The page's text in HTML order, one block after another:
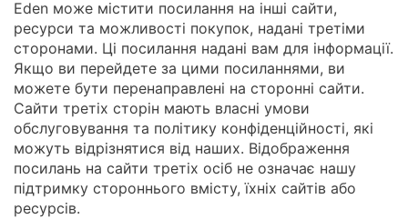
Eden може містити посилання на інші сайти,
ресурси та можливості покупок, надані третіми
сторонами. Ці посилання надані вам для інформації.
Якщо ви перейдете за цими посиланнями, ви
можете бути перенаправлені на сторонні сайти.
Сайти третіх сторін мають власні умови
обслуговування та політику конфіденційності, які
можуть відрізнятися від наших. Відображення
посилань на сайти третіх осіб не означає нашу
підтримку стороннього вмісту, їхніх сайтів або
ресурсів.